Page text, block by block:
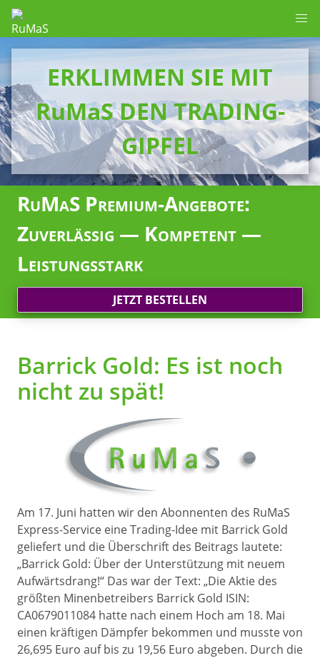
ERKLIMMEN SIE MIT
RuMaS DEN TRADING-
GIPFEL
RuMaS Premium-Angebote:
Zuverlässig — Kompetent —
Leistungsstark
JETZT BESTELLEN
Barrick Gold: Es ist noch
nicht zu spät!
Am 17. Juni hatten wir den Abonnenten des RuMaS
Express-Service eine Trading-Idee mit Barrick Gold
geliefert und die Überschrift des Beitrags lautete:
„Barrick Gold: Über der Unterstützung mit neuem
Aufwärtsdrang!“ Das war der Text: „Die Aktie des
größten Minenbetreibers Barrick Gold ISIN:
CA0679011084 hatte nach einem Hoch am 18. Mai
einen kräftigen Dämpfer bekommen und musste von
26,695 Euro auf bis zu 19,56 Euro abgeben. Durch die